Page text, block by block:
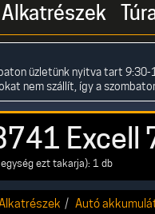
Alkatrészek
üzletünk nyitva tart
nem szállít, így a
ezt takarja): 1 db
Autó